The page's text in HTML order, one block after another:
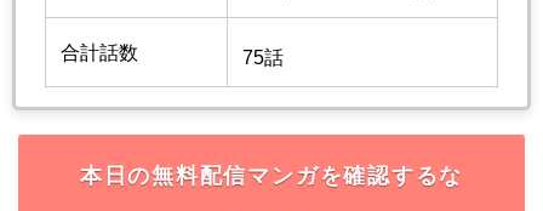
合計話数 75話
本日の無料配信マンガを確認するな